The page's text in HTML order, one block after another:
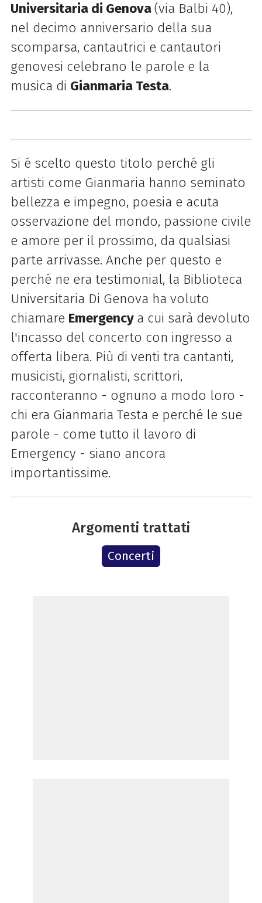
Universitaria di Genova(via Balbi 40),
nel decimo anniversario della sua
scomparsa, cantautrici e cantautori
genovesi celebrano le parole e la
musica di Gianmaria Testa.
Si é scelto questo titolo perché gli
artisti come Gianmaria hanno seminato
bellezza e impegno, poesia e acuta
osservazione del mondo, passione civile
e amore per il prossimo, da qualsiasi
parte arrivasse. Anche per questo e
perché ne era testimonial, la Biblioteca
Universitaria Di Genova ha voluto
chiamare Emergency a cui sarà devoluto
l'incasso del concerto con ingresso a
offerta libera. Più di venti tra cantanti,
musicisti, giornalisti, scrittori,
racconteranno - ognuno a modo loro -
chi era Gianmaria Testa e perché le sue
parole - come tutto il lavoro di
Emergency - siano ancora
importantissime.
Argomenti trattati
Concerti